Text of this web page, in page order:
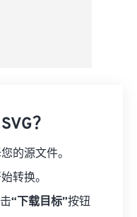
？
的源文件。
转换。
“下载目标”按钮